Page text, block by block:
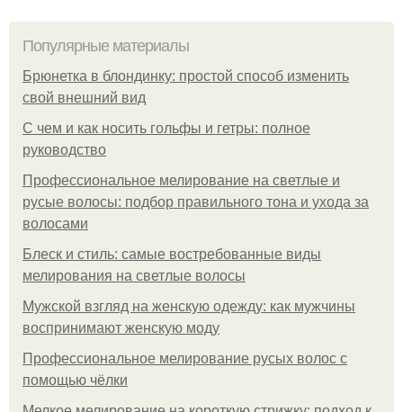
Популярные материалы
Брюнетка в блондинку: простой способ изменить
свой внешний вид
С чем и как носить гольфы и гетры: полное
руководство
Профессиональное мелирование на светлые и
русые волосы: подбор правильного тона и ухода за
волосами
Блеск и стиль: самые востребованные виды
мелирования на светлые волосы
Мужской взгляд на женскую одежду: как мужчины
воспринимают женскую моду
Профессиональное мелирование русых волос с
помощью чёлки